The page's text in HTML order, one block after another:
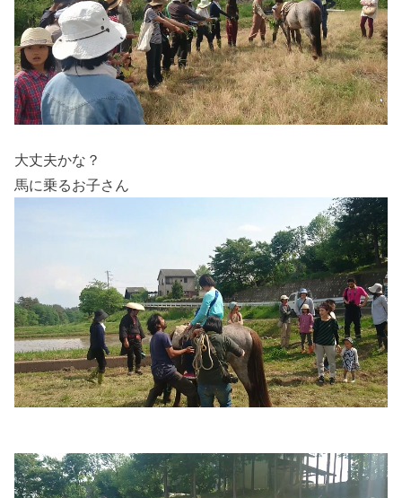
大丈夫かな？
馬に乗るお子さん